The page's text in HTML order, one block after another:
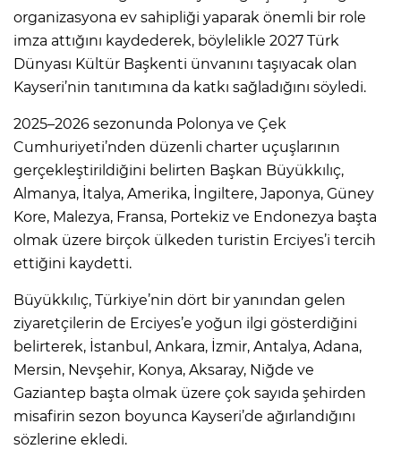
organizasyona ev sahipliği yaparak önemli bir role
imza attığını kaydederek, böylelikle 2027 Türk
Dünyası Kültür Başkenti ünvanını taşıyacak olan
Kayseri’nin tanıtımına da katkı sağladığını söyledi.
2025–2026 sezonunda Polonya ve Çek
Cumhuriyeti’nden düzenli charter uçuşlarının
gerçekleştirildiğini belirten Başkan Büyükkılıç,
Almanya, İtalya, Amerika, İngiltere, Japonya, Güney
Kore, Malezya, Fransa, Portekiz ve Endonezya başta
olmak üzere birçok ülkeden turistin Erciyes’i tercih
ettiğini kaydetti.
Büyükkılıç, Türkiye’nin dört bir yanından gelen
ziyaretçilerin de Erciyes’e yoğun ilgi gösterdiğini
belirterek, İstanbul, Ankara, İzmir, Antalya, Adana,
Mersin, Nevşehir, Konya, Aksaray, Niğde ve
Gaziantep başta olmak üzere çok sayıda şehirden
misafirin sezon boyunca Kayseri’de ağırlandığını
sözlerine ekledi.